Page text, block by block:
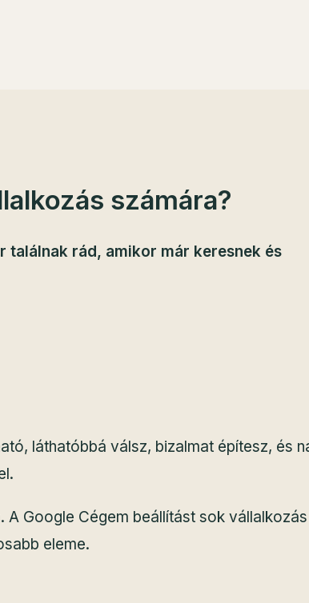
számára?
találnak rád, amikor már keresnek és
láthatóbbá válsz, bizalmat építesz, és
A Google Cégem beállítást sok
eleme.